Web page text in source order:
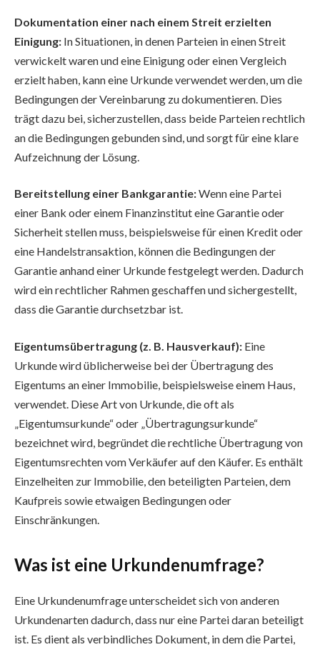
Dokumentation einer nach einem Streit erzielten
Einigung: In Situationen, in denen Parteien in einen Streit
verwickelt waren und eine Einigung oder einen Vergleich
erzielt haben, kann eine Urkunde verwendet werden, um die
Bedingungen der Vereinbarung zu dokumentieren. Dies
trägt dazu bei, sicherzustellen, dass beide Parteien rechtlich
an die Bedingungen gebunden sind, und sorgt für eine klare
Aufzeichnung der Lösung.
Bereitstellung einer Bankgarantie:Wenn eine Partei
einer Bank oder einem Finanzinstitut eine Garantie oder
Sicherheit stellen muss, beispielsweise für einen Kredit oder
eine Handelstransaktion, können die Bedingungen der
Garantie anhand einer Urkunde festgelegt werden. Dadurch
wird ein rechtlicher Rahmen geschaffen und sichergestellt,
dass die Garantie durchsetzbar ist.
Eigentumsübertragung (z. B. Hausverkauf): Eine
Urkunde wird üblicherweise bei der Übertragung des
Eigentums an einer Immobilie, beispielsweise einem Haus,
verwendet. Diese Art von Urkunde, die oft als
„Eigentumsurkunde“ oder „Übertragungsurkunde“
bezeichnet wird, begründet die rechtliche Übertragung von
Eigentumsrechten vom Verkäufer auf den Käufer. Es enthält
Einzelheiten zur Immobilie, den beteiligten Parteien, dem
Kaufpreis sowie etwaigen Bedingungen oder
Einschränkungen.
Was ist eine Urkundenumfrage?
Eine Urkundenumfrage unterscheidet sich von anderen
Urkundenarten dadurch, dass nur eine Partei daran beteiligt
ist. Es dient als verbindliches Dokument, in dem die Partei,